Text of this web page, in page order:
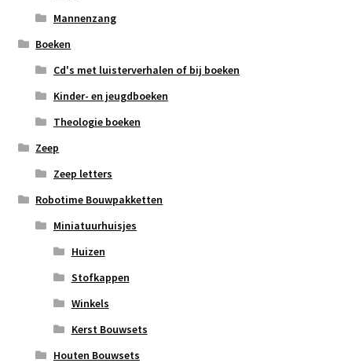
Mannenzang
Boeken
Cd's met luisterverhalen of bij boeken
Kinder- en jeugdboeken
Theologie boeken
Zeep
Zeep letters
Robotime Bouwpakketten
Miniatuurhuisjes
Huizen
Stofkappen
Winkels
Kerst Bouwsets
Houten Bouwsets